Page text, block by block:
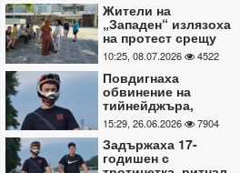
Повдигнаха обвинение
тийнейджъра, ритнал
Гребната
7904
Жители на
„Западен“ излязоха
на протест срещу
ново строителство
между блоковете
10:25, 08.07.2026 4522
Повдигнаха
обвинение на
тийнейджъра,
ритнал баща на
Гребната
15:29, 26.06.2026 7904
Задържаха 17-
годишен с